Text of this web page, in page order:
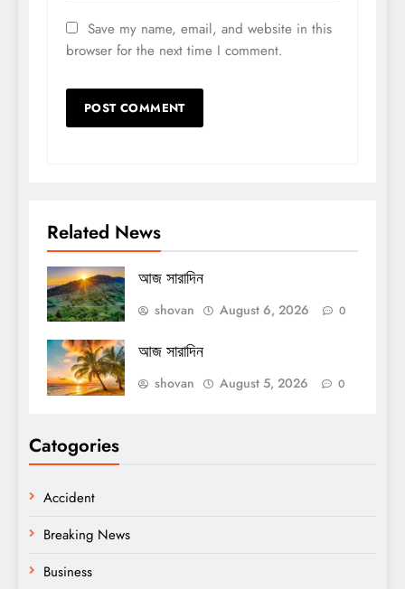
Save my name, email, and website in this
browser for the next time I comment.
Related News
আজ সারাদিন
shovan August 6, 2026 0
আজ সারাদিন
shovan August 5, 2026 0
Catogories
Accident
Breaking News
Business